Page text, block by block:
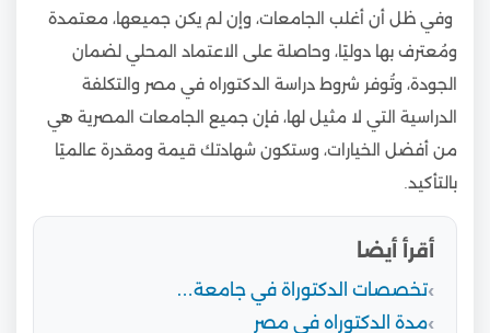
وفي ظل أن أغلب الجامعات، وإن لم يكن جميعها، معتمدة
ومُعترف بها دوليًا، وحاصلة على الاعتماد المحلي لضمان
الجودة، وتُوفر شروط دراسة الدكتوراه في مصر والتكلفة
الدراسية التي لا مثيل لها، فإن جميع الجامعات المصرية هي
من أفضل الخيارات، وستكون شهادتك قيمة ومقدرة عالميًا
بالتأكيد.
أقرأ أيضا
تخصصات الدكتوراة في جامعة…
مدة الدكتوراه في مصر